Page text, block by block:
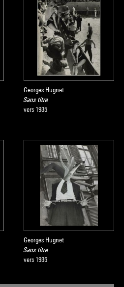
Georges Hugnet
Sans titre
vers 1935
Georges Hugnet
Sans titre
vers 1935